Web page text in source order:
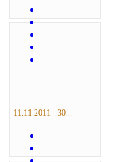
11.11.2011 - 30...